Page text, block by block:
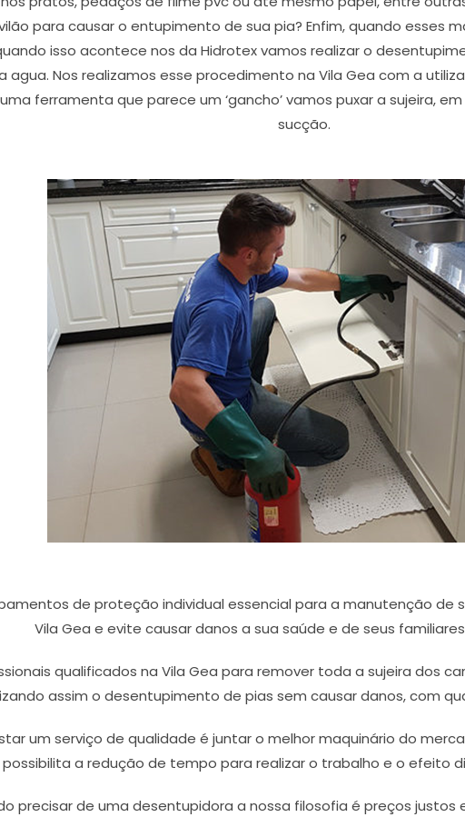
para causar o entupimento de sua pia? Enfim, quando esses
isso acontece nos da Hidrotex vamos realizar o
agua. Nos realizamos esse procedimento na Vila Gea com a
ferramenta que parece um ‘gancho’ vamos puxar a sujeira,
sucção.
de proteção individual essencial para a manutenção de
Vila Gea e evite causar danos a sua saúde e de seus
qualificados na Vila Gea para remover toda a sujeira dos
assim o desentupimento de pias sem causar danos, com
um serviço de qualidade é juntar o melhor maquinário do
a redução de tempo para realizar o trabalho e o efeito
precisar de uma desentupidora a nossa filosofia é preços justos